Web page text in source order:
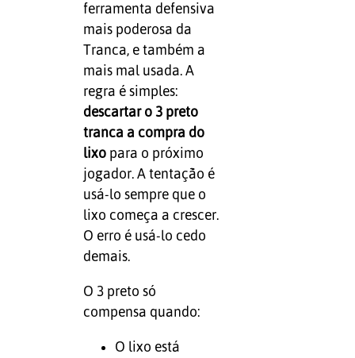
ferramenta defensiva
mais poderosa da
Tranca, e também a
mais mal usada. A
regra é simples:
descartar o 3 preto
tranca a compra do
lixopara o próximo
jogador. A tentação é
usá-lo sempre que o
lixo começa a crescer.
O erro é usá-lo cedo
demais.
O 3 preto só
compensa quando:
O lixo está